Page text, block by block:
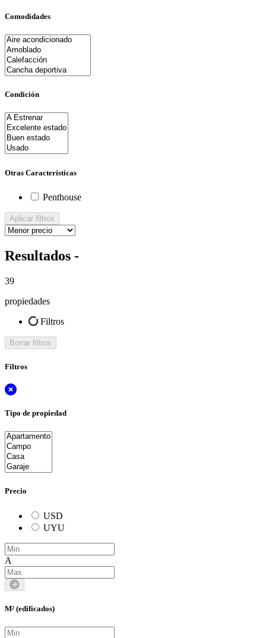
Comodidades
Condición
Otras Características
Penthouse
Aplicar filtros
Resultados -
39
propiedades
Filtros
Borrar filtros
Filtros
Tipo de propiedad
Precio
USD
UYU
A
M² (edificados)